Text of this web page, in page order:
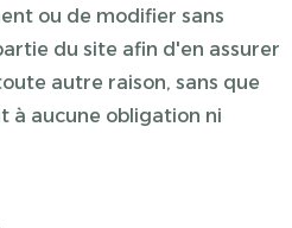
ou de modifier sans
du site afin d'en assurer
autre raison, sans que
à aucune obligation ni